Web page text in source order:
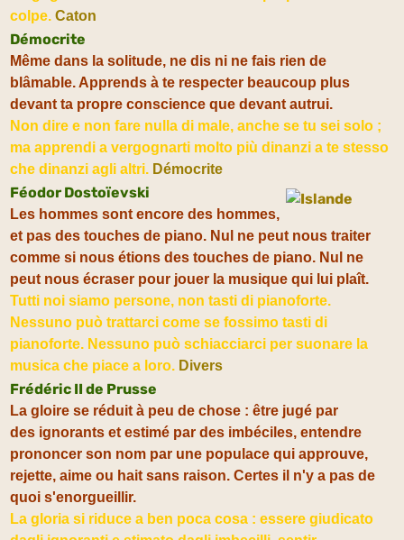
colpe. Caton
Démocrite
Même dans la solitude, ne dis ni ne fais rien de
blâmable. Apprends à te respecter beaucoup plus
devant ta propre conscience que devant autrui.
Non dire e non fare nulla di male, anche se tu sei solo ;
ma apprendi a vergognarti molto più dinanzi a te stesso
che dinanzi agli altri. Démocrite
Féodor Dostoïevski
Les hommes sont encore des hommes,
et pas des touches de piano. Nul ne peut nous traiter
comme si nous étions des touches de piano. Nul ne
peut nous écraser pour jouer la musique qui lui plaît.
Tutti noi siamo persone, non tasti di pianoforte.
Nessuno può trattarci come se fossimo tasti di
pianoforte. Nessuno può schiacciarci per suonare la
musica che piace a loro. Divers
Frédéric II de Prusse
La gloire se réduit à peu de chose : être jugé par
des ignorants et estimé par des imbéciles, entendre
prononcer son nom par une populace qui approuve,
rejette, aime ou hait sans raison. Certes il n'y a pas de
quoi s'enorgueillir.
La gloria si riduce a ben poca cosa : essere giudicato